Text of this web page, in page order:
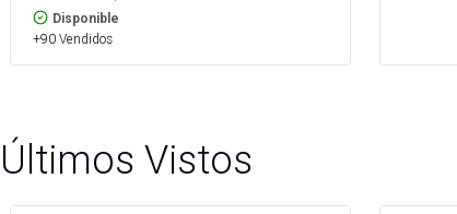
Disponible
+90 Vendidos
Últimos Vistos